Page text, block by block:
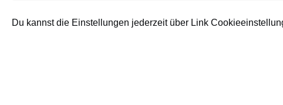
Du kannst die Einstellungen jederzeit über Link